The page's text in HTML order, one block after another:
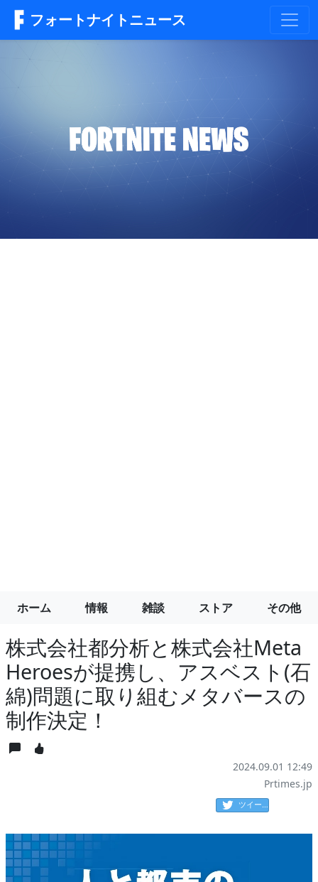
フォートナイトニュース
ホーム 情報 雑談 ストア その他
株式会社都分析と株式会社Meta
Heroesが提携し、アスベスト(石
綿)問題に取り組むメタバースの
制作決定！
2024.09.01 12:49
Prtimes.jp
ツイート